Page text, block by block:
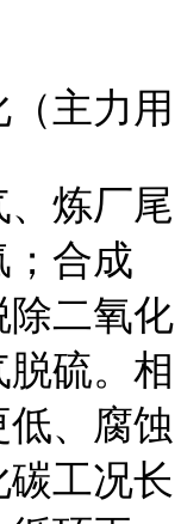
主力用
炼厂尾
；合成
除二氧化
硫。相
、腐蚀
工况长